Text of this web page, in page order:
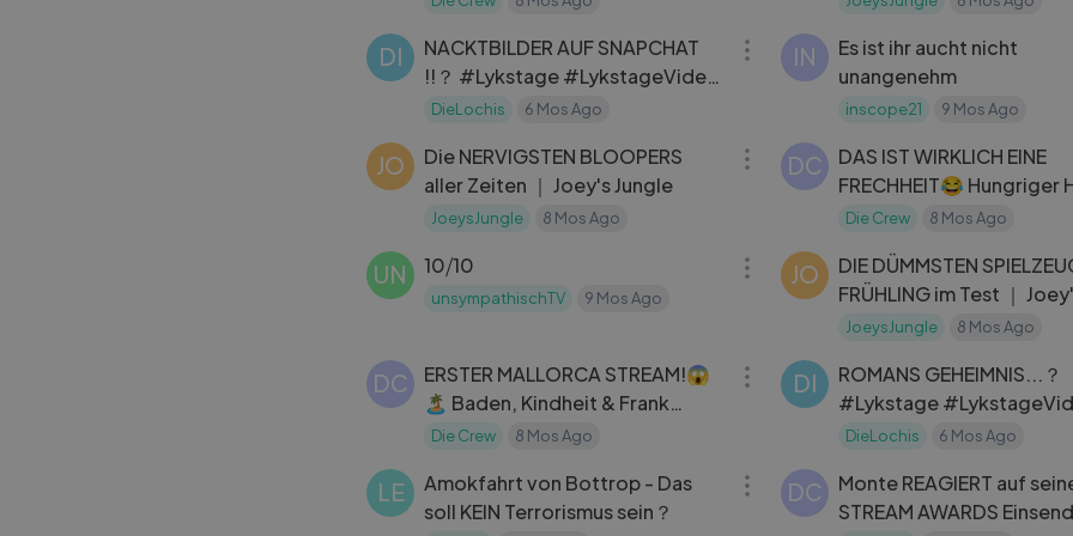
DI
NACKTBILDER AUF SNAPCHAT
!!？ #Lykstage #LykstageVideo
#LykstageCreator
DieLochis 6 Mos Ago
IN
Es ist ihr aucht nicht
unangenehm
inscope21 9 Mos Ago
JO
Die NERVIGSTEN BLOOPERS
aller Zeiten ｜ Joey's Jungle
JoeysJungle 8 Mos Ago
DC
DAS IST WIRKLICH EINE
FRECHHEIT😂 Hungriger
SPIEL 13： ABPUMPEN ｜
Die Crew 8 Mos Ago
UN 10⧸10
unsympathischTV 9 Mos Ago
JO
DIE DÜMMSTEN
FRÜHLING im Test ｜
Jungle
JoeysJungle 8 Mos Ago
DC
ERSTER MALLORCA STREAM!😱
🏝 Baden, Kindheit & Frank
Rosin？! ｜ MontanaBlack IRL
Die Crew 8 Mos Ago
DI
ROMANS GEHEIMNIS...？
#Lykstage
#LykstageCreator
DieLochis 6 Mos Ago
LE
Amokfahrt von Bottrop - Das
soll KEIN Terrorismus sein？
DC
Monte REAGIERT auf
STREAM AWARDS